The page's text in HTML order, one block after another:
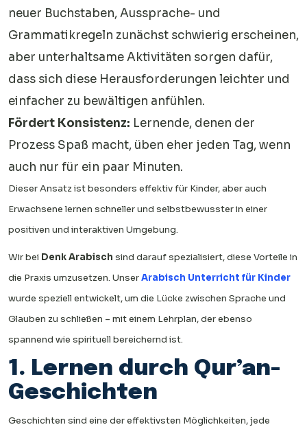
neuer Buchstaben, Aussprache- und
Grammatikregeln zunächst schwierig erscheinen,
aber unterhaltsame Aktivitäten sorgen dafür,
dass sich diese Herausforderungen leichter und
einfacher zu bewältigen anfühlen.
Fördert Konsistenz: Lernende, denen der
Prozess Spaß macht, üben eher jeden Tag, wenn
auch nur für ein paar Minuten.
Dieser Ansatz ist besonders effektiv für Kinder, aber auch
Erwachsene lernen schneller und selbstbewusster in einer
positiven und interaktiven Umgebung.
Wir bei Denk Arabisch sind darauf spezialisiert, diese Vorteile in
die Praxis umzusetzen. UnserArabisch Unterricht für Kinder
wurde speziell entwickelt, um die Lücke zwischen Sprache und
Glauben zu schließen – mit einem Lehrplan, der ebenso
spannend wie spirituell bereichernd ist.
1. Lernen durch Qur’an-
Geschichten
Geschichten sind eine der effektivsten Möglichkeiten, jede